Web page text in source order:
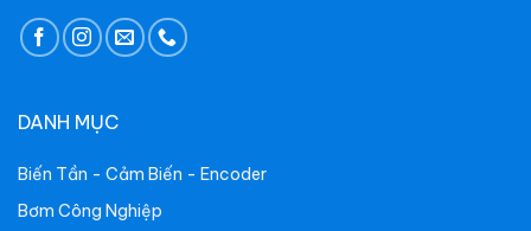
DANH MỤC
Biến Tần - Cảm Biến - Encoder
Bơm Công Nghiệp